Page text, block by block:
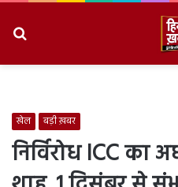
खेल बड़ी ख़बर
निर्विरोध ICC का